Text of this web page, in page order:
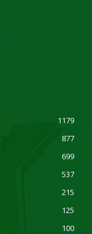
1179
877
699
537
215
125
100